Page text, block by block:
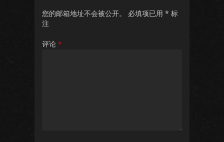
您的邮箱地址不会被公开。 必填项已用 * 标
注
评论 *